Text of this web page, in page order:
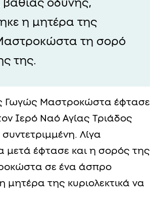
βαθιάς οδύνης,
η μητέρα της
τη σορό
της.
Γωγώς Μαστροκώστα έφτασε
Ιερό Ναό Αγίας Τριάδος
συντετριμμένη. Λίγα
μετά έφτασε και η σορός της
σε ένα άσπρο
μητέρα της κυριολεκτικά να